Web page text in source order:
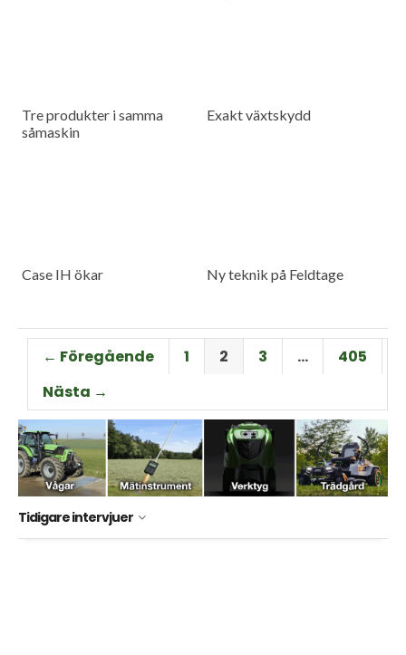
Tre produkter i samma
såmaskin
Exakt växtskydd
Case IH ökar Ny teknik på Feldtage
← Föregående 1 2 3 …
405
Nästa →
Tidigare intervjuer